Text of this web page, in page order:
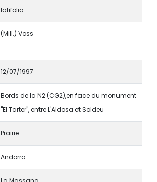
latifolia
(Mill.) Voss
12/07/1997
Bords de la N2 (CG2),en face du monument
"El Tarter", entre L'Aldosa et Soldeu
Prairie
Andorra